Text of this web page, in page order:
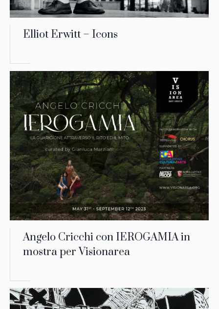
Elliot Erwitt – Icons
Angelo Cricchi con IEROGAMIA in
mostra per Visionarea